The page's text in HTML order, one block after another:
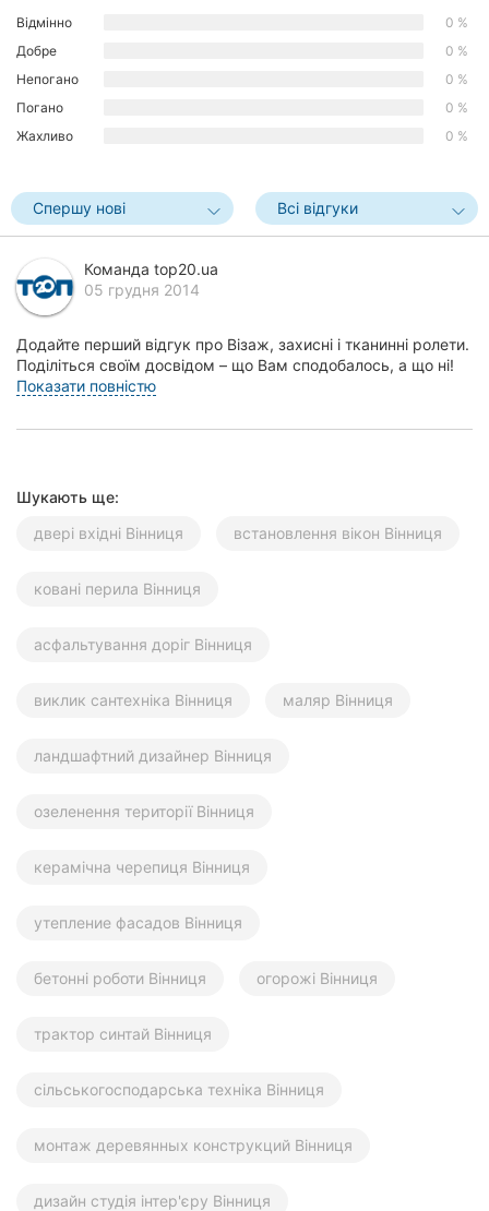
Черкаси
Суми
Луцьк
Ужгород
Карпати
Відмінно
0 %
Добре
0 %
Непогано
0 %
Погано
0 %
Жахливо
0 %
Спершу нові Всі відгуки
Команда top20.ua
05 грудня 2014
Додайте перший відгук про Візаж, захисні і тканинні ролети.
Поділіться своїм досвідом – що Вам сподобалось, а що ні!
Це допоможе іншим жителям Вінниці...
Показати повністю
Шукають ще:
двері вхідні Вінниця
встановлення вікон Вінниця
ковані перила Вінниця
асфальтування доріг Вінниця
виклик сантехніка Вінниця маляр Вінниця
ландшафтний дизайнер Вінниця
озеленення території Вінниця
керамічна черепиця Вінниця
утепление фасадов Вінниця
бетонні роботи Вінниця огорожі Вінниця
трактор синтай Вінниця
сільськогосподарська техніка Вінниця
монтаж деревянных конструкций Вінниця
дизайн студія інтер'єру Вінниця